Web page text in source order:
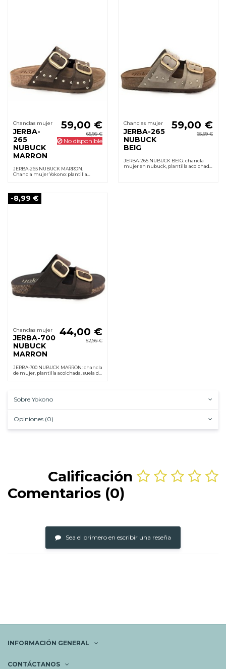
Chanclas mujer
JERBA-
265
NUBUCK
MARRON
59,00 €
65,99 €
No disponible
JERBA-265 NUBUCK MARRON.
Chancla mujer Yokono: plantilla
Chanclas mujer
JERBA-265
NUBUCK
BEIG
59,00 €
65,99 €
JERBA-265 NUBUCK BEIG: chancla
mujer en nubuck, plantilla acolchada,
-8,99 €
Chanclas mujer
JERBA-700
NUBUCK
MARRON
44,00 €
52,99 €
JERBA-700 NUBUCK MARRON: chancla
de mujer, plantilla acolchada, suela de
Sobre Yokono
Opiniones (0)
Calificación
Comentarios (0)
Sea el primero en escribir una reseña
INFORMACIÓN GENERAL
CONTÁCTANOS